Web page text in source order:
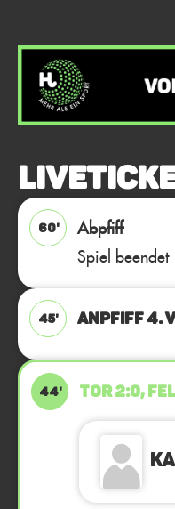
60'
Abpfiff
Spiel beendet
45' ANPFIFF
44' TOR 2:0,